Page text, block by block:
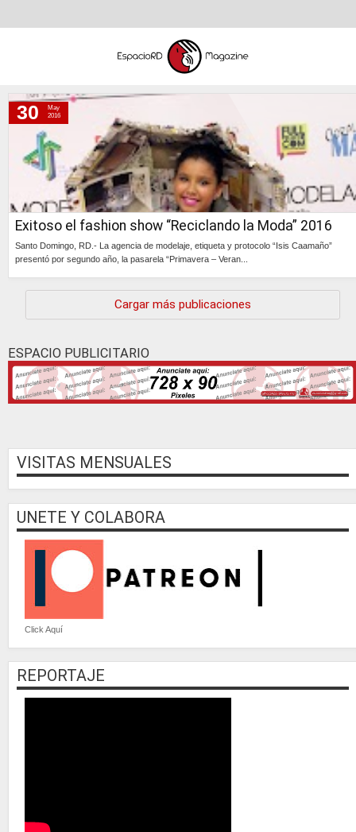
lunes, 30 de mayo de 2016
Exitoso el fashion show “Reciclando la Moda” 2016
Santo Domingo, RD.- La agencia de modelaje, etiqueta y protocolo “Isis Caamaño”
presentó por segundo año, la pasarela “Primavera – Veran...
30
May
2016
Cargar más publicaciones
ESPACIO PUBLICITARIO
VISITAS MENSUALES
UNETE Y COLABORA
Click Aquí
REPORTAJE